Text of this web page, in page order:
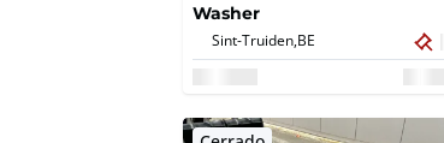
Washer
Sint-Truiden, BE